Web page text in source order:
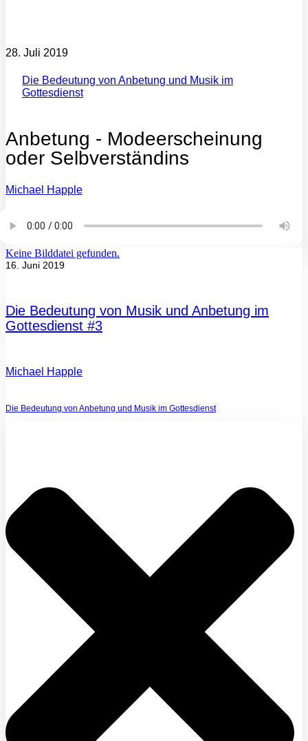
28. Juli 2019
Die Bedeutung von Anbetung und Musik im
Gottesdienst
Anbetung - Modeerscheinung
oder Selbverständins
Michael Happle
Keine Bilddatei gefunden.
16. Juni 2019
Die Bedeutung von Musik und Anbetung im
Gottesdienst #3
Michael Happle
Die Bedeutung von Anbetung und Musik im Gottesdienst